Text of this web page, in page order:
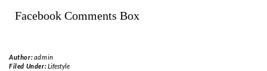
Facebook Comments Box
Author:admin
Filed Under:Lifestyle